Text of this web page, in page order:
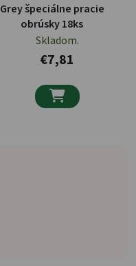
Grey špeciálne pracie
obrúsky 18ks
Skladom.
€7,81
